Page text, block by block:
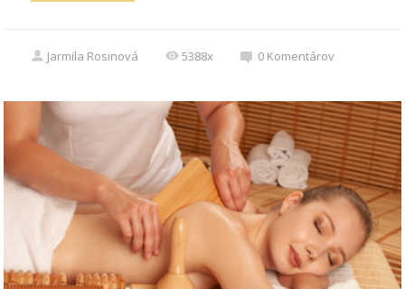
Jarmila Rosinová 5388x 0 Komentárov